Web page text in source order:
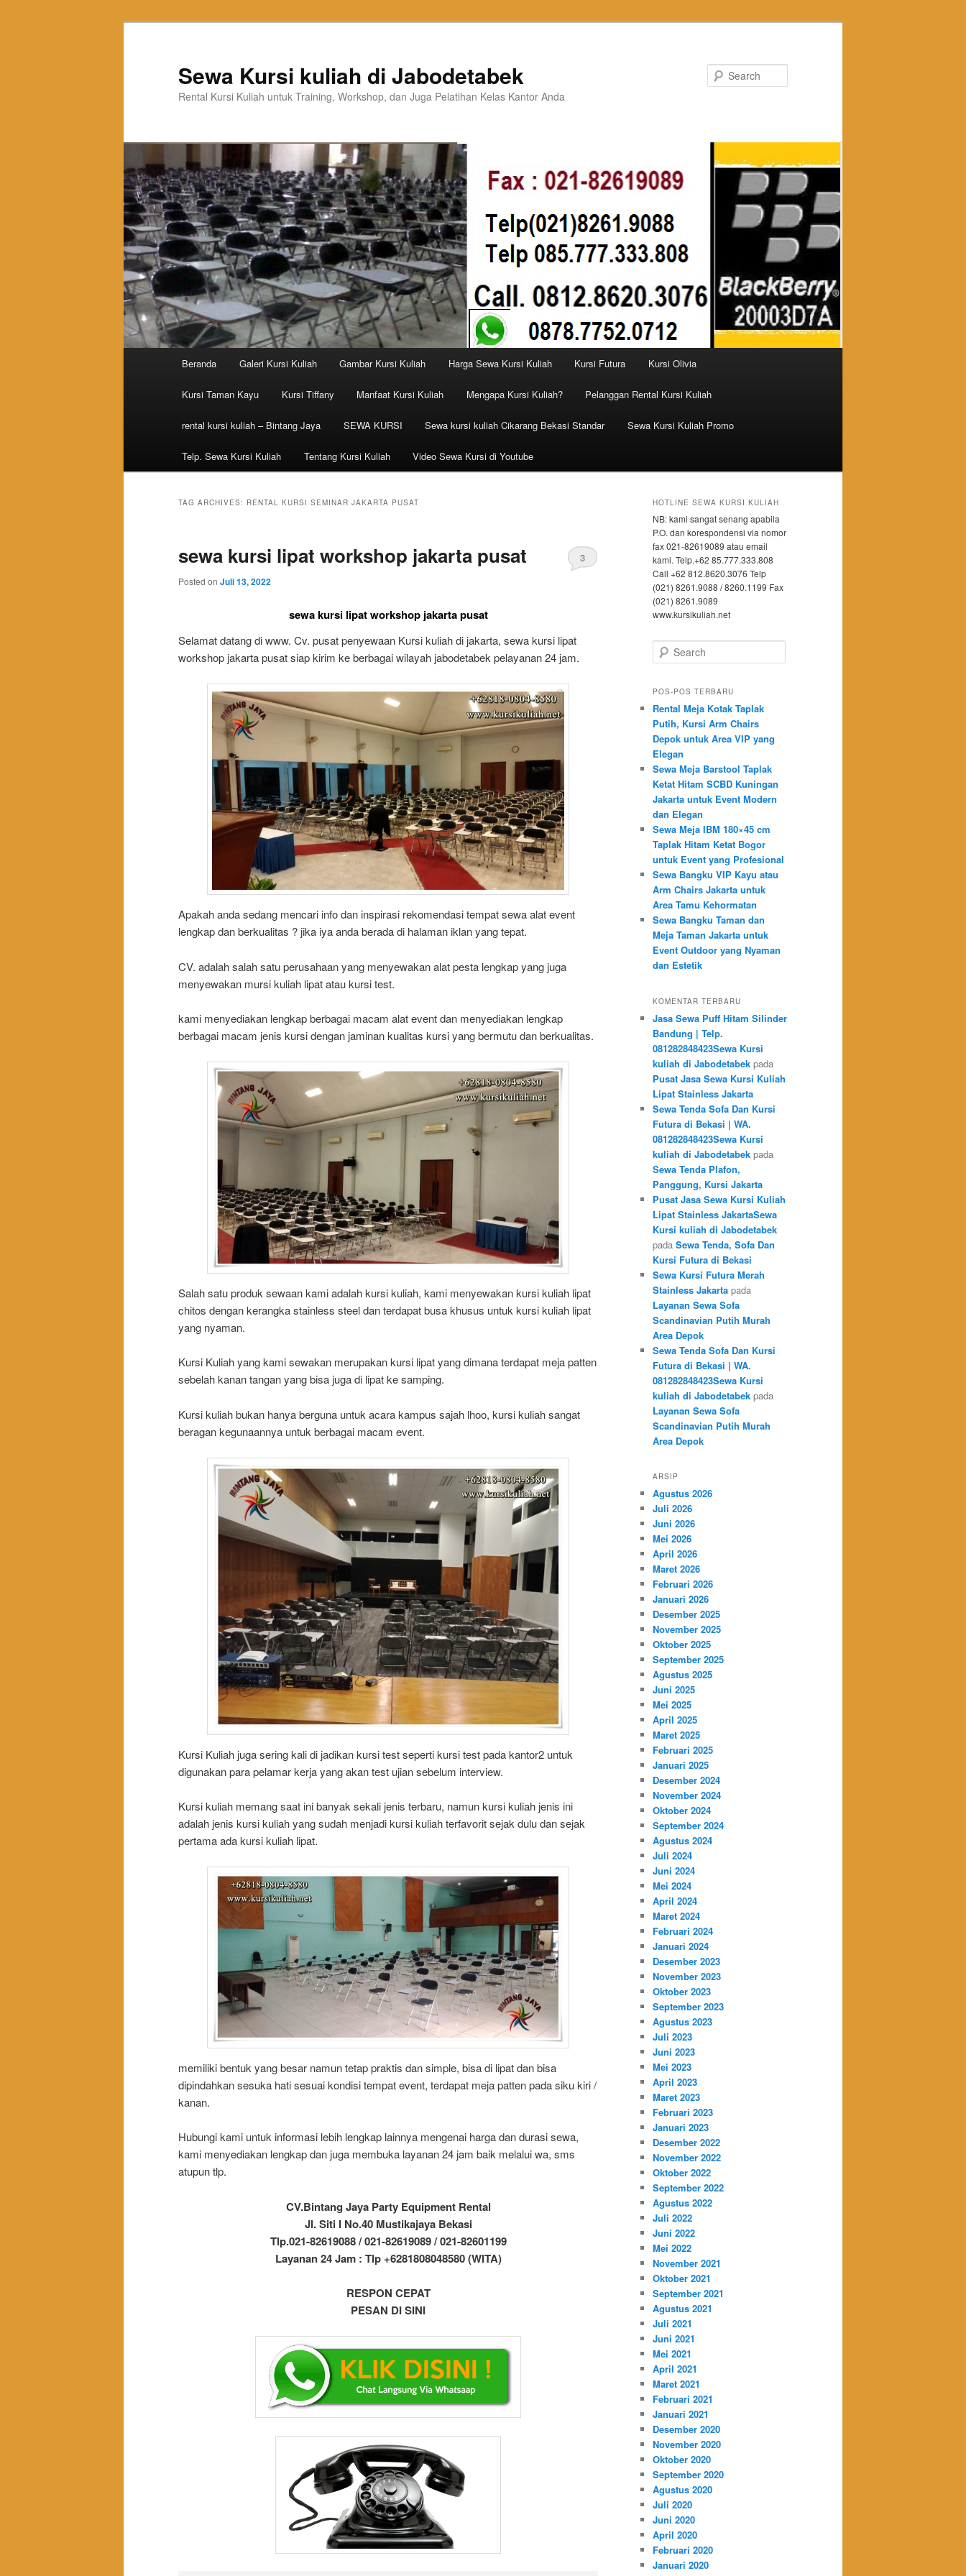
Sewa Kursi kuliah di Jabodetabek
Rental Kursi Kuliah untuk Training, Workshop, dan Juga Pelatihan Kelas Kantor Anda
Skip to primary content
Skip to secondary content
Beranda Galeri Kursi Kuliah Gambar Kursi Kuliah Harga Sewa Kursi Kuliah Kursi Futura Kursi Olivia
Kursi Taman Kayu Kursi Tiffany Manfaat Kursi Kuliah Mengapa Kursi Kuliah? Pelanggan Rental Kursi Kuliah
rental kursi kuliah – Bintang Jaya SEWA KURSI Sewa kursi kuliah Cikarang Bekasi Standar Sewa Kursi Kuliah Promo
Telp. Sewa Kursi Kuliah Tentang Kursi Kuliah Video Sewa Kursi di Youtube
TAG ARCHIVES: RENTAL KURSI SEMINAR JAKARTA PUSAT
sewa kursi lipat workshop jakarta pusat
Posted on Juli 13, 2022
3
sewa kursi lipat workshop jakarta pusat
Selamat datang di www. Cv. pusat penyewaan Kursi kuliah di jakarta, sewa kursi lipat
workshop jakarta pusat siap kirim ke berbagai wilayah jabodetabek pelayanan 24 jam.
Apakah anda sedang mencari info dan inspirasi rekomendasi tempat sewa alat event
lengkap dan berkualitas ? jika iya anda berada di halaman iklan yang tepat.
CV. adalah salah satu perusahaan yang menyewakan alat pesta lengkap yang juga
menyewakan mursi kuliah lipat atau kursi test.
kami menyediakan lengkap berbagai macam alat event dan menyediakan lengkap
berbagai macam jenis kursi dengan jaminan kualitas kursi yang bermutu dan berkualitas.
Salah satu produk sewaan kami adalah kursi kuliah, kami menyewakan kursi kuliah lipat
chitos dengan kerangka stainless steel dan terdapat busa khusus untuk kursi kuliah lipat
yang nyaman.
Kursi Kuliah yang kami sewakan merupakan kursi lipat yang dimana terdapat meja patten
sebelah kanan tangan yang bisa juga di lipat ke samping.
Kursi kuliah bukan hanya berguna untuk acara kampus sajah lhoo, kursi kuliah sangat
beragan kegunaannya untuk berbagai macam event.
Kursi Kuliah juga sering kali di jadikan kursi test seperti kursi test pada kantor2 untuk
digunakan para pelamar kerja yang akan test ujian sebelum interview.
Kursi kuliah memang saat ini banyak sekali jenis terbaru, namun kursi kuliah jenis ini
adalah jenis kursi kuliah yang sudah menjadi kursi kuliah terfavorit sejak dulu dan sejak
pertama ada kursi kuliah lipat.
memiliki bentuk yang besar namun tetap praktis dan simple, bisa di lipat dan bisa
dipindahkan sesuka hati sesuai kondisi tempat event, terdapat meja patten pada siku kiri /
kanan.
Hubungi kami untuk informasi lebih lengkap lainnya mengenai harga dan durasi sewa,
kami menyediakan lengkap dan juga membuka layanan 24 jam baik melalui wa, sms
atupun tlp.
CV.Bintang Jaya Party Equipment Rental
Jl. Siti I No.40 Mustikajaya Bekasi
Tlp.021-82619088 / 021-82619089 / 021-82601199
Layanan 24 Jam : Tlp +6281808048580 (WITA)
RESPON CEPAT
PESAN DI SINI
HOTLINE SEWA KURSI KULIAH
NB: kami sangat senang apabila
P.O. dan korespondensi via nomor
fax 021-82619089 atau email
kami. Telp.+62 85.777.333.808
Call +62 812.8620.3076 Telp
(021) 8261.9088 / 8260.1199 Fax
(021) 8261.9089
www.kursikuliah.net
Search
POS-POS TERBARU
Rental Meja Kotak Taplak
Putih, Kursi Arm Chairs
Depok untuk Area VIP yang
Elegan
Sewa Meja Barstool Taplak
Ketat Hitam SCBD Kuningan
Jakarta untuk Event Modern
dan Elegan
Sewa Meja IBM 180×45 cm
Taplak Hitam Ketat Bogor
untuk Event yang Profesional
Sewa Bangku VIP Kayu atau
Arm Chairs Jakarta untuk
Area Tamu Kehormatan
Sewa Bangku Taman dan
Meja Taman Jakarta untuk
Event Outdoor yang Nyaman
dan Estetik
KOMENTAR TERBARU
Jasa Sewa Puff Hitam Silinder
Bandung | Telp.
081282848423Sewa Kursi
kuliah di Jabodetabek pada
Pusat Jasa Sewa Kursi Kuliah
Lipat Stainless Jakarta
Sewa Tenda Sofa Dan Kursi
Futura di Bekasi | WA.
081282848423Sewa Kursi
kuliah di Jabodetabek pada
Sewa Tenda Plafon,
Panggung, Kursi Jakarta
Pusat Jasa Sewa Kursi Kuliah
Lipat Stainless JakartaSewa
Kursi kuliah di Jabodetabek
pada Sewa Tenda, Sofa Dan
Kursi Futura di Bekasi
Sewa Kursi Futura Merah
Stainless Jakarta pada
Layanan Sewa Sofa
Scandinavian Putih Murah
Area Depok
Sewa Tenda Sofa Dan Kursi
Futura di Bekasi | WA.
081282848423Sewa Kursi
kuliah di Jabodetabek pada
Layanan Sewa Sofa
Scandinavian Putih Murah
Area Depok
ARSIP
Agustus 2026
Juli 2026
Juni 2026
Mei 2026
April 2026
Maret 2026
Februari 2026
Januari 2026
Desember 2025
November 2025
Oktober 2025
September 2025
Agustus 2025
Juni 2025
Mei 2025
April 2025
Maret 2025
Februari 2025
Januari 2025
Desember 2024
November 2024
Oktober 2024
September 2024
Agustus 2024
Juli 2024
Juni 2024
Mei 2024
April 2024
Maret 2024
Februari 2024
Januari 2024
Desember 2023
November 2023
Oktober 2023
September 2023
Agustus 2023
Juli 2023
Juni 2023
Mei 2023
April 2023
Maret 2023
Februari 2023
Januari 2023
Desember 2022
November 2022
Oktober 2022
September 2022
Agustus 2022
Juli 2022
Juni 2022
Mei 2022
November 2021
Oktober 2021
September 2021
Agustus 2021
Juli 2021
Juni 2021
Mei 2021
April 2021
Maret 2021
Februari 2021
Januari 2021
Desember 2020
November 2020
Oktober 2020
September 2020
Agustus 2020
Juli 2020
Juni 2020
April 2020
Februari 2020
Januari 2020